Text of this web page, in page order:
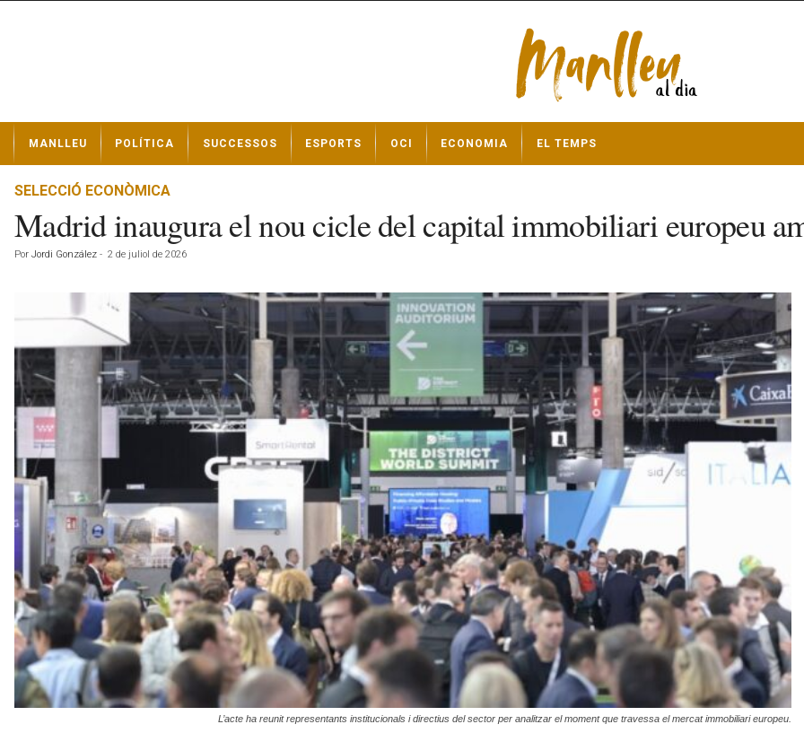
t
MANLLEU POLÍTICA SUCCESSOS ESPORTS OCI ECONOMIA EL TEMPS
SELECCIÓ ECONÒMICA
Madrid inaugura el nou cicle del capital immobiliari europeu
Por Jordi González - 2 de juliol de 2026
L’acte ha reunit representants institucionals i directius del sector per analitzar el moment que travessa el mercat immobiliari europeu.